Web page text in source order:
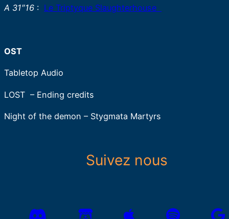
A 31″16 : Le Triptyque Slaughterhouse
OST
Tabletop Audio
LOST – Ending credits
Night of the demon – Stygmata Martyrs
Suivez nous